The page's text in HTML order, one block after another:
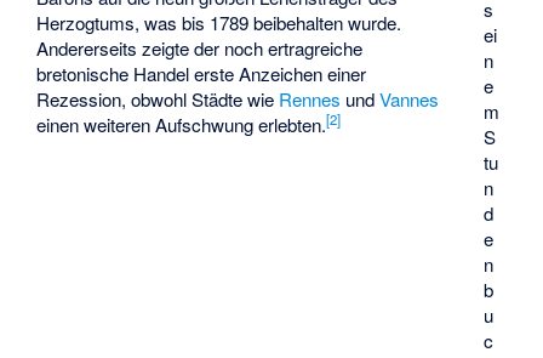
s
ei
n
e
m
S
tu
n
d
e
n
b
u
c
Herzogtums, was bis 1789 beibehalten wurde.
Andererseits zeigte der noch ertragreiche
bretonische Handel erste Anzeichen einer
Rezession, obwohl Städte wie Rennes undVannes
einen weiteren Aufschwung erlebten.[2]